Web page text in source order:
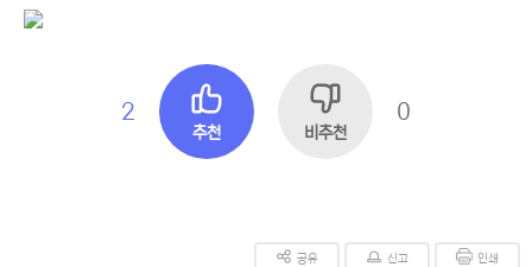
2
추천 비추천
0
공유 신고 인쇄